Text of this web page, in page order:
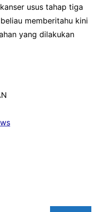
usus tahap tiga
memberitahu kini
yang dilakukan